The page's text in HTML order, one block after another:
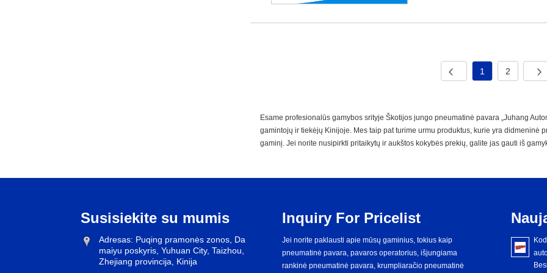
1 2
Esame profesionalūs gamybos srityje Škotijos jungo pneumatinė pavara „Juhang
gamintojų ir tiekėjų Kinijoje. Mes taip pat turime urmu produktus, kurie yra didmeninė
gaminį. Jei norite nusipirkti pritaikytų ir aukštos kokybės prekių, galite jas gauti iš
Susisiekite su mumis
Adresas: Puqing pramonės zonos, Da
maiyu poskyris, Yuhuan City, Taizhou,
Zhejiang provincija, Kinija
Inquiry For Pricelist
Jei norite paklausti apie mūsų gaminius, tokius kaip
pneumatinė pavara, pavaros operatorius, išjungiama
rankinė pneumatinė pavara, krumpliaračio pneumatinė
Kas yra sankabos tipo pavara?2024/08/24
Sankabos tipo pavara yra įtaisas, naudojamas sankabos
veikimui valdyti. Jis gauna signalus arba komandas, kad